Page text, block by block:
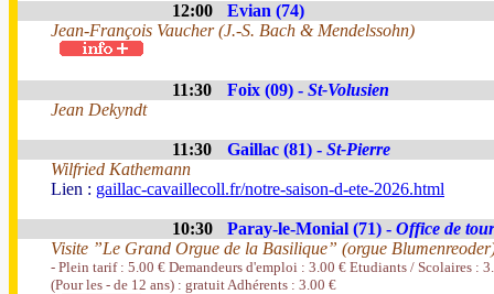
12:00
Evian (74)
Jean-François Vaucher (J.-S. Bach & Mendelssohn)
11:30 Foix (09) - St-Volusien
Jean Dekyndt
11:30 Gaillac (81) - St-Pierre
Wilfried Kathemann
Lien : gaillac-cavaillecoll.fr/notre-saison-d-ete-2026.html
10:30 Paray-le-Monial (71) - Office de
Visite ”Le Grand Orgue de la Basilique” (orgue
- Plein tarif : 5.00 € Demandeurs d'emploi : 3.00 € Etudiants / Scolaires :
(Pour les - de 12 ans) : gratuit Adhérents : 3.00 €